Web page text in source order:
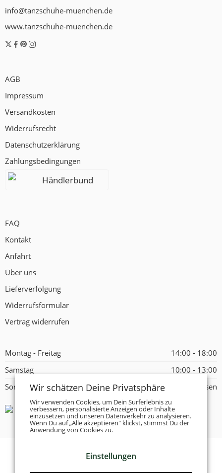
info@tanzschuhe-muenchen.de
www.tanzschuhe-muenchen.de
AGB
Impressum
Versandkosten
Widerrufsrecht
Datenschutzerklärung
Zahlungsbedingungen
Händlerbund
FAQ
Kontakt
Anfahrt
Über uns
Lieferverfolgung
Widerrufsformular
Vertrag widerrufen
Montag - Freitag
14:00 - 18:00
Samstag
10:00 - 13:00
Sonntag
Geschlossen
Tanzschuhe Otto München e.K.
Wir schätzen Deine Privatsphäre
Wir verwenden Cookies, um Dein Surferlebnis zu
verbessern, personalisierte Anzeigen oder Inhalte
einzusetzen und unseren Datenverkehr zu analysieren.
Wenn Du auf „Alle akzeptieren" klickst, stimmst Du der
Anwendung von Cookies zu.
Einstellungen